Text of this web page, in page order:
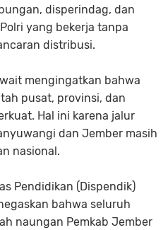
disperindag, dan
yang bekerja tanpa
distribusi.
mengingatkan bahwa
pusat, provinsi, dan
Hal ini karena jalur
dan Jember masih
nasional.
Pendidikan (Dispendik)
bahwa seluruh
naungan Pemkab Jember